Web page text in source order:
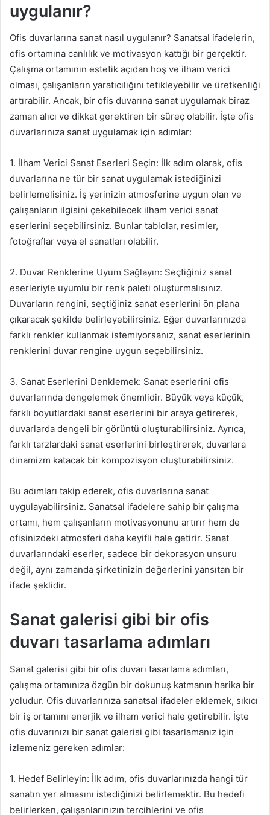
uygulanır?
Ofis duvarlarına sanat nasıl uygulanır? Sanatsal ifadelerin,
ofis ortamına canlılık ve motivasyon kattığı bir gerçektir.
Çalışma ortamının estetik açıdan hoş ve ilham verici
olması, çalışanların yaratıcılığını tetikleyebilir ve üretkenliği
artırabilir. Ancak, bir ofis duvarına sanat uygulamak biraz
zaman alıcı ve dikkat gerektiren bir süreç olabilir. İşte ofis
duvarlarınıza sanat uygulamak için adımlar:
1. İlham Verici Sanat Eserleri Seçin: İlk adım olarak, ofis
duvarlarına ne tür bir sanat uygulamak istediğinizi
belirlemelisiniz. İş yerinizin atmosferine uygun olan ve
çalışanların ilgisini çekebilecek ilham verici sanat
eserlerini seçebilirsiniz. Bunlar tablolar, resimler,
fotoğraflar veya el sanatları olabilir.
2. Duvar Renklerine Uyum Sağlayın: Seçtiğiniz sanat
eserleriyle uyumlu bir renk paleti oluşturmalısınız.
Duvarların rengini, seçtiğiniz sanat eserlerini ön plana
çıkaracak şekilde belirleyebilirsiniz. Eğer duvarlarınızda
farklı renkler kullanmak istemiyorsanız, sanat eserlerinin
renklerini duvar rengine uygun seçebilirsiniz.
3. Sanat Eserlerini Denklemek: Sanat eserlerini ofis
duvarlarında dengelemek önemlidir. Büyük veya küçük,
farklı boyutlardaki sanat eserlerini bir araya getirerek,
duvarlarda dengeli bir görüntü oluşturabilirsiniz. Ayrıca,
farklı tarzlardaki sanat eserlerini birleştirerek, duvarlara
dinamizm katacak bir kompozisyon oluşturabilirsiniz.
Bu adımları takip ederek, ofis duvarlarına sanat
uygulayabilirsiniz. Sanatsal ifadelere sahip bir çalışma
ortamı, hem çalışanların motivasyonunu artırır hem de
ofisinizdeki atmosferi daha keyifli hale getirir. Sanat
duvarlarındaki eserler, sadece bir dekorasyon unsuru
değil, aynı zamanda şirketinizin değerlerini yansıtan bir
ifade şeklidir.
Sanat galerisi gibi bir ofis
duvarı tasarlama adımları
Sanat galerisi gibi bir ofis duvarı tasarlama adımları,
çalışma ortamınıza özgün bir dokunuş katmanın harika bir
yoludur. Ofis duvarlarınıza sanatsal ifadeler eklemek, sıkıcı
bir iş ortamını enerjik ve ilham verici hale getirebilir. İşte
ofis duvarınızı bir sanat galerisi gibi tasarlamanız için
izlemeniz gereken adımlar:
1. Hedef Belirleyin: İlk adım, ofis duvarlarınızda hangi tür
sanatın yer almasını istediğinizi belirlemektir. Bu hedefi
belirlerken, çalışanlarınızın tercihlerini ve ofis